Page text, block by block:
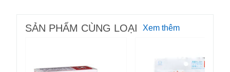
SẢN PHẨM CÙNG LOẠI Xem thêm